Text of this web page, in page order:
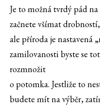
Je to možná tvrdý pád
začnete všímat
ale příroda je nastavená
zamilovanosti byste se
rozmnožit
o potomka. Jestliže to
budete mít na výběr,